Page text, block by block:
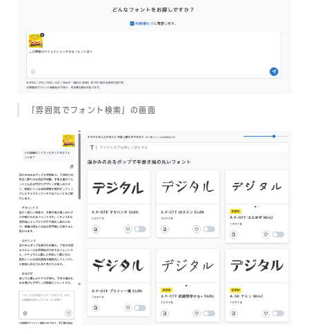
「雰囲気でフォント検索」の画面